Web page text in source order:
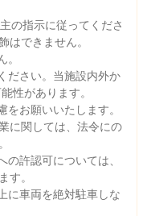
の指示に従ってくださ
はできません。
ださい。当施設内外か
性があります。
お願いいたします。
に関しては、法令にの
許認可については、
す。
に車両を絶対駐車しな